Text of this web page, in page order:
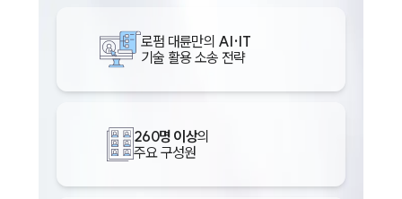
인재채용
로펌 대륜만의 AI·IT
기술 활용 소송 전략
260명 이상의
주요 구성원